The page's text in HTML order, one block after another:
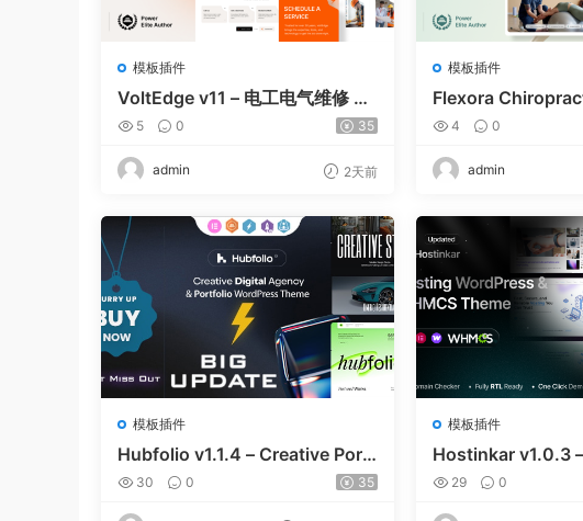
模板插件
VoltEdge v11 – 电工电气维修 W
ordPress 主题
5 0 35
admin 2天前
模板插件
Flexora
e and Physical
4 0
admin
模板插件
Hubfolio v1.1.4 – Creative Portf
olio & Digital Agency WordPre
30 0 35
模板插件
Hostinkar v1.0.3
& WHMCS 主题
29 0